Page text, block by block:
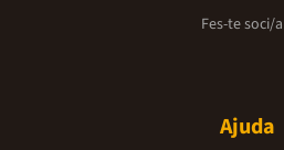
Fes-te soci/a
Ajuda